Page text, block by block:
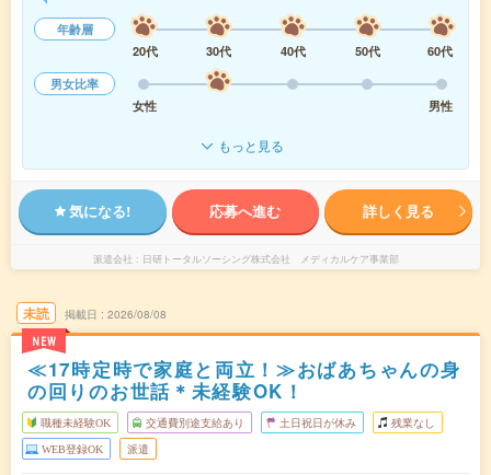
年齢層
20代
30代 40代 50代
60代
男女比率
女性
男性
もっと見る
気になる! 応募へ進む 詳しく見る
派遣会社 日研トータルソーシング株式会社 メディカルケア事業部
未読
NEW
掲載日 2026/08/08
≪17時定時で家庭と両立！≫おばあちゃんの身
の回りのお世話＊未経験OK！
職種未経験OK 交通費別途支給あり 土日祝日が休み 残業なし
WEB登録OK 派遣